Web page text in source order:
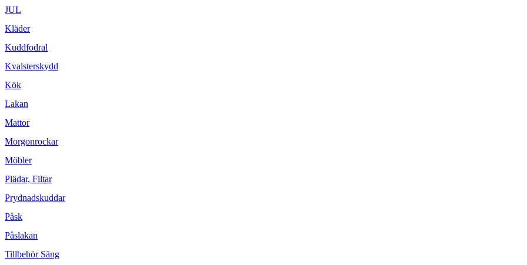
JUL
Kläder
Kuddfodral
Kvalsterskydd
Kök
Lakan
Mattor
Morgonrockar
Möbler
Plädar, Filtar
Prydnadskuddar
Påsk
Påslakan
Tillbehör Säng